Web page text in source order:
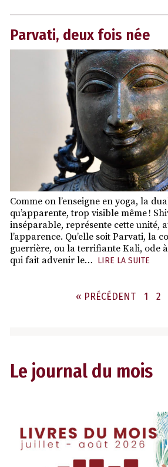
Parvati, deux fois née
Comme on l’enseigne en yoga, la
qu’apparente, trop visible même !
inséparable, représente cette unité,
l’apparence. Qu’elle soit Parvati, la
guerrière, ou la terrifiante Kali, ode
qui fait advenir le… LIRE LA SUITE
« PRÉCÉDENT PAGE
1 2
Le journal du mois